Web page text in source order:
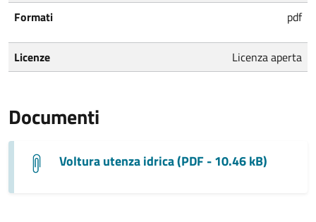
Formati
pdf
Licenze Licenza aperta
Documenti
Voltura utenza idrica (PDF - 10.46 kB)